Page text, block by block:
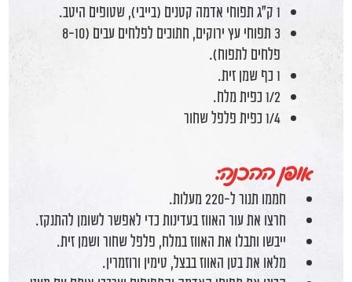
1 ק"ג תפוחי אדמה קטנים (בייבי), שטופים היטב.
3 תפוחי עץ ירוקים, חתוכים לפלחים עבים (8-10
פלחים לתפוח).
1 כף שמן זית.
1/2 כפית מלח.
1/4 כפית פלפל שחור
אופן ההכנה:
חממו תנור ל-220 מעלות.
חרצו את עור האווז בעדינות כדי לאפשר לשומן להתנקז.
ייבשו ותבלו את האווז במלח, פלפל שחור ושמן זית.
מלאו את בטן האווז בבצל, טימין ורוזמרין.